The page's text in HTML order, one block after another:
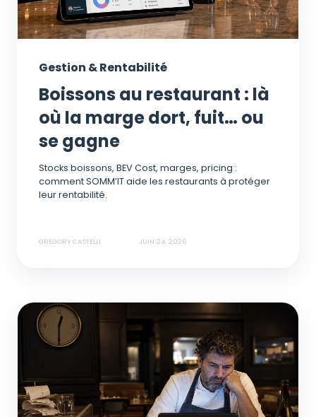
Gestion & Rentabilité
Boissons au restaurant : là
où la marge dort, fuit… ou
se gagne
Stocks boissons, BEV Cost, marges, pricing :
comment SOMM’IT aide les restaurants à protéger
leur rentabilité.
GRÉGORY CASTELLI JUIN 24, 2026